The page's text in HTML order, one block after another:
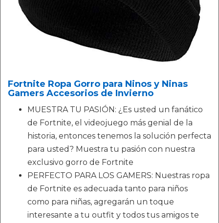
Fortnite Ropa Gorro para Ninos y Ninas
Gamers Accesorios de Invierno
MUESTRA TU PASIÓN: ¿Es usted un fanático
de Fortnite, el videojuego más genial de la
historia, entonces tenemos la solución perfecta
para usted? Muestra tu pasión con nuestra
exclusivo gorro de Fortnite
PERFECTO PARA LOS GAMERS: Nuestras ropa
de Fortnite es adecuada tanto para niños
como para niñas, agregarán un toque
interesante a tu outfit y todos tus amigos te